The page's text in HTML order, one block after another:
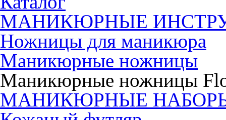
МАНИКЮРНЫЕ
Ножницы для маникюра
Маникюрные ножницы
Маникюрные ножницы
МАНИКЮРНЫЕ